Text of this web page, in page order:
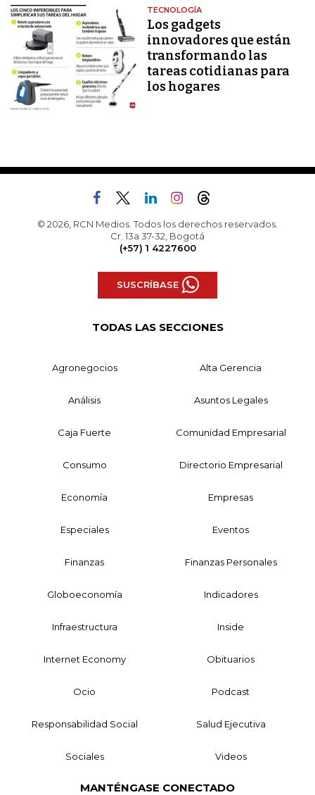
TECNOLOGÍA
Los gadgets
innovadores que están
transformando las
tareas cotidianas para
los hogares
© 2026, RCN Medios. Todos los derechos reservados.
Cr. 13a 37-32, Bogotá
(+57) 1 4227600
SUSCRÍBASE
TODAS LAS SECCIONES
Agronegocios Alta Gerencia
Análisis Asuntos Legales
Caja Fuerte Comunidad Empresarial
Consumo Directorio Empresarial
Economía Empresas
Especiales Eventos
Finanzas Finanzas Personales
Globoeconomía Indicadores
Infraestructura Inside
Internet Economy Obituarios
Ocio Podcast
Responsabilidad Social Salud Ejecutiva
Sociales Videos
MANTÉNGASE CONECTADO